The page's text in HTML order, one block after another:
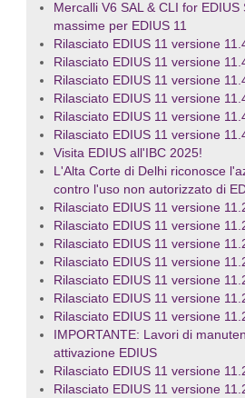
Mercalli V6 SAL & CLI for
massime per EDIUS 11
Rilasciato EDIUS 11 versione
Rilasciato EDIUS 11 versione
Rilasciato EDIUS 11 versione
Rilasciato EDIUS 11 versione
Rilasciato EDIUS 11 versione
Rilasciato EDIUS 11 versione
Visita EDIUS all'IBC 2025!
L'Alta Corte di Delhi riconosce
contro l'uso non autorizzato di
Rilasciato EDIUS 11 versione
Rilasciato EDIUS 11 versione
Rilasciato EDIUS 11 versione
Rilasciato EDIUS 11 versione
Rilasciato EDIUS 11 versione
Rilasciato EDIUS 11 versione
Rilasciato EDIUS 11 versione
IMPORTANTE: Lavori di
attivazione EDIUS
Rilasciato EDIUS 11 versione
Rilasciato EDIUS 11 versione